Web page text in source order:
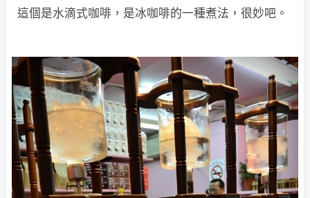
這個是水滴式咖啡，是冰咖啡的一種煮法，很妙吧。